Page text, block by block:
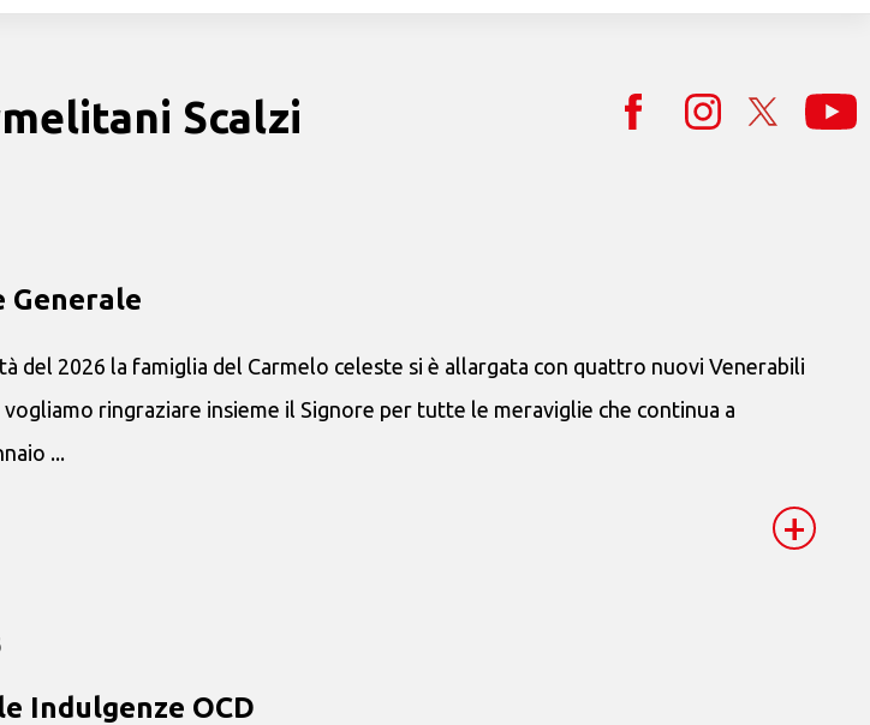
Scalzi
Generale
del 2026 la famiglia del Carmelo celeste si è allargata con quattro nuovi Venerabili
ringraziare insieme il Signore per tutte le meraviglie che continua a
...
+
Indulgenze OCD